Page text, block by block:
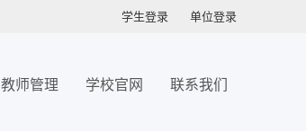
学生登录 单位登录
教师管理 学校官网 联系我们